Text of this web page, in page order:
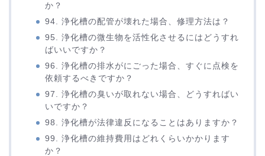
か？
94. 浄化槽の配管が壊れた場合、修理方法は？
95. 浄化槽の微生物を活性化させるにはどうすれ
ばいいですか？
96. 浄化槽の排水がにごった場合、すぐに点検を
依頼するべきですか？
97. 浄化槽の臭いが取れない場合、どうすればい
いですか？
98. 浄化槽が法律違反になることはありますか？
99. 浄化槽の維持費用はどれくらいかかります
か？